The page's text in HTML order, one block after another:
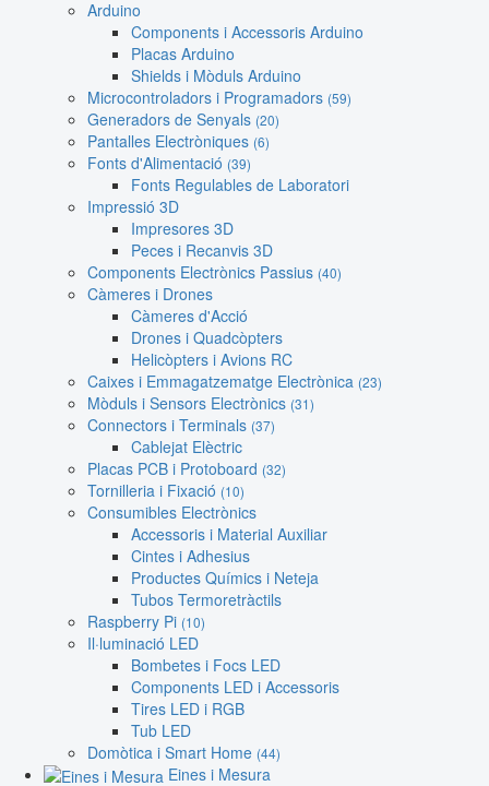
Arduino
Components i Accessoris Arduino
Placas Arduino
Shields i Mòduls Arduino
Microcontroladors i Programadors (59)
Generadors de Senyals (20)
Pantalles Electròniques (6)
Fonts d'Alimentació (39)
Fonts Regulables de Laboratori
Impressió 3D
Impresores 3D
Peces i Recanvis 3D
Components Electrònics Passius (40)
Càmeres i Drones
Càmeres d'Acció
Drones i Quadcòpters
Helicòpters i Avions RC
Caixes i Emmagatzematge Electrònica (23)
Mòduls i Sensors Electrònics (31)
Connectors i Terminals (37)
Cablejat Elèctric
Placas PCB i Protoboard (32)
Tornilleria i Fixació (10)
Consumibles Electrònics
Accessoris i Material Auxiliar
Cintes i Adhesius
Productes Químics i Neteja
Tubos Termoretràctils
Raspberry Pi (10)
Il·luminació LED
Bombetes i Focs LED
Components LED i Accessoris
Tires LED i RGB
Tub LED
Domòtica i Smart Home (44)
Eines i Mesura